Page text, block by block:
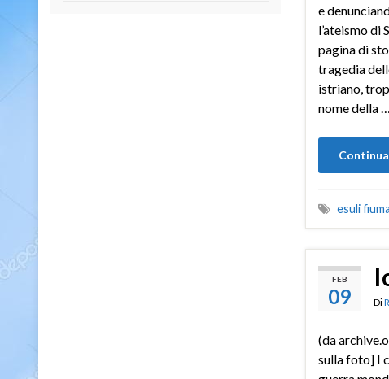
e
l’ateismo di
pagina di
tragedia
istriano,
nome della …
esuli
FEB
09 Di
(da
sulla foto] I